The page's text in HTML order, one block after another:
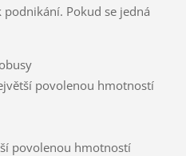
Pokud se jedná
povolenou hmotností
povolenou hmotností